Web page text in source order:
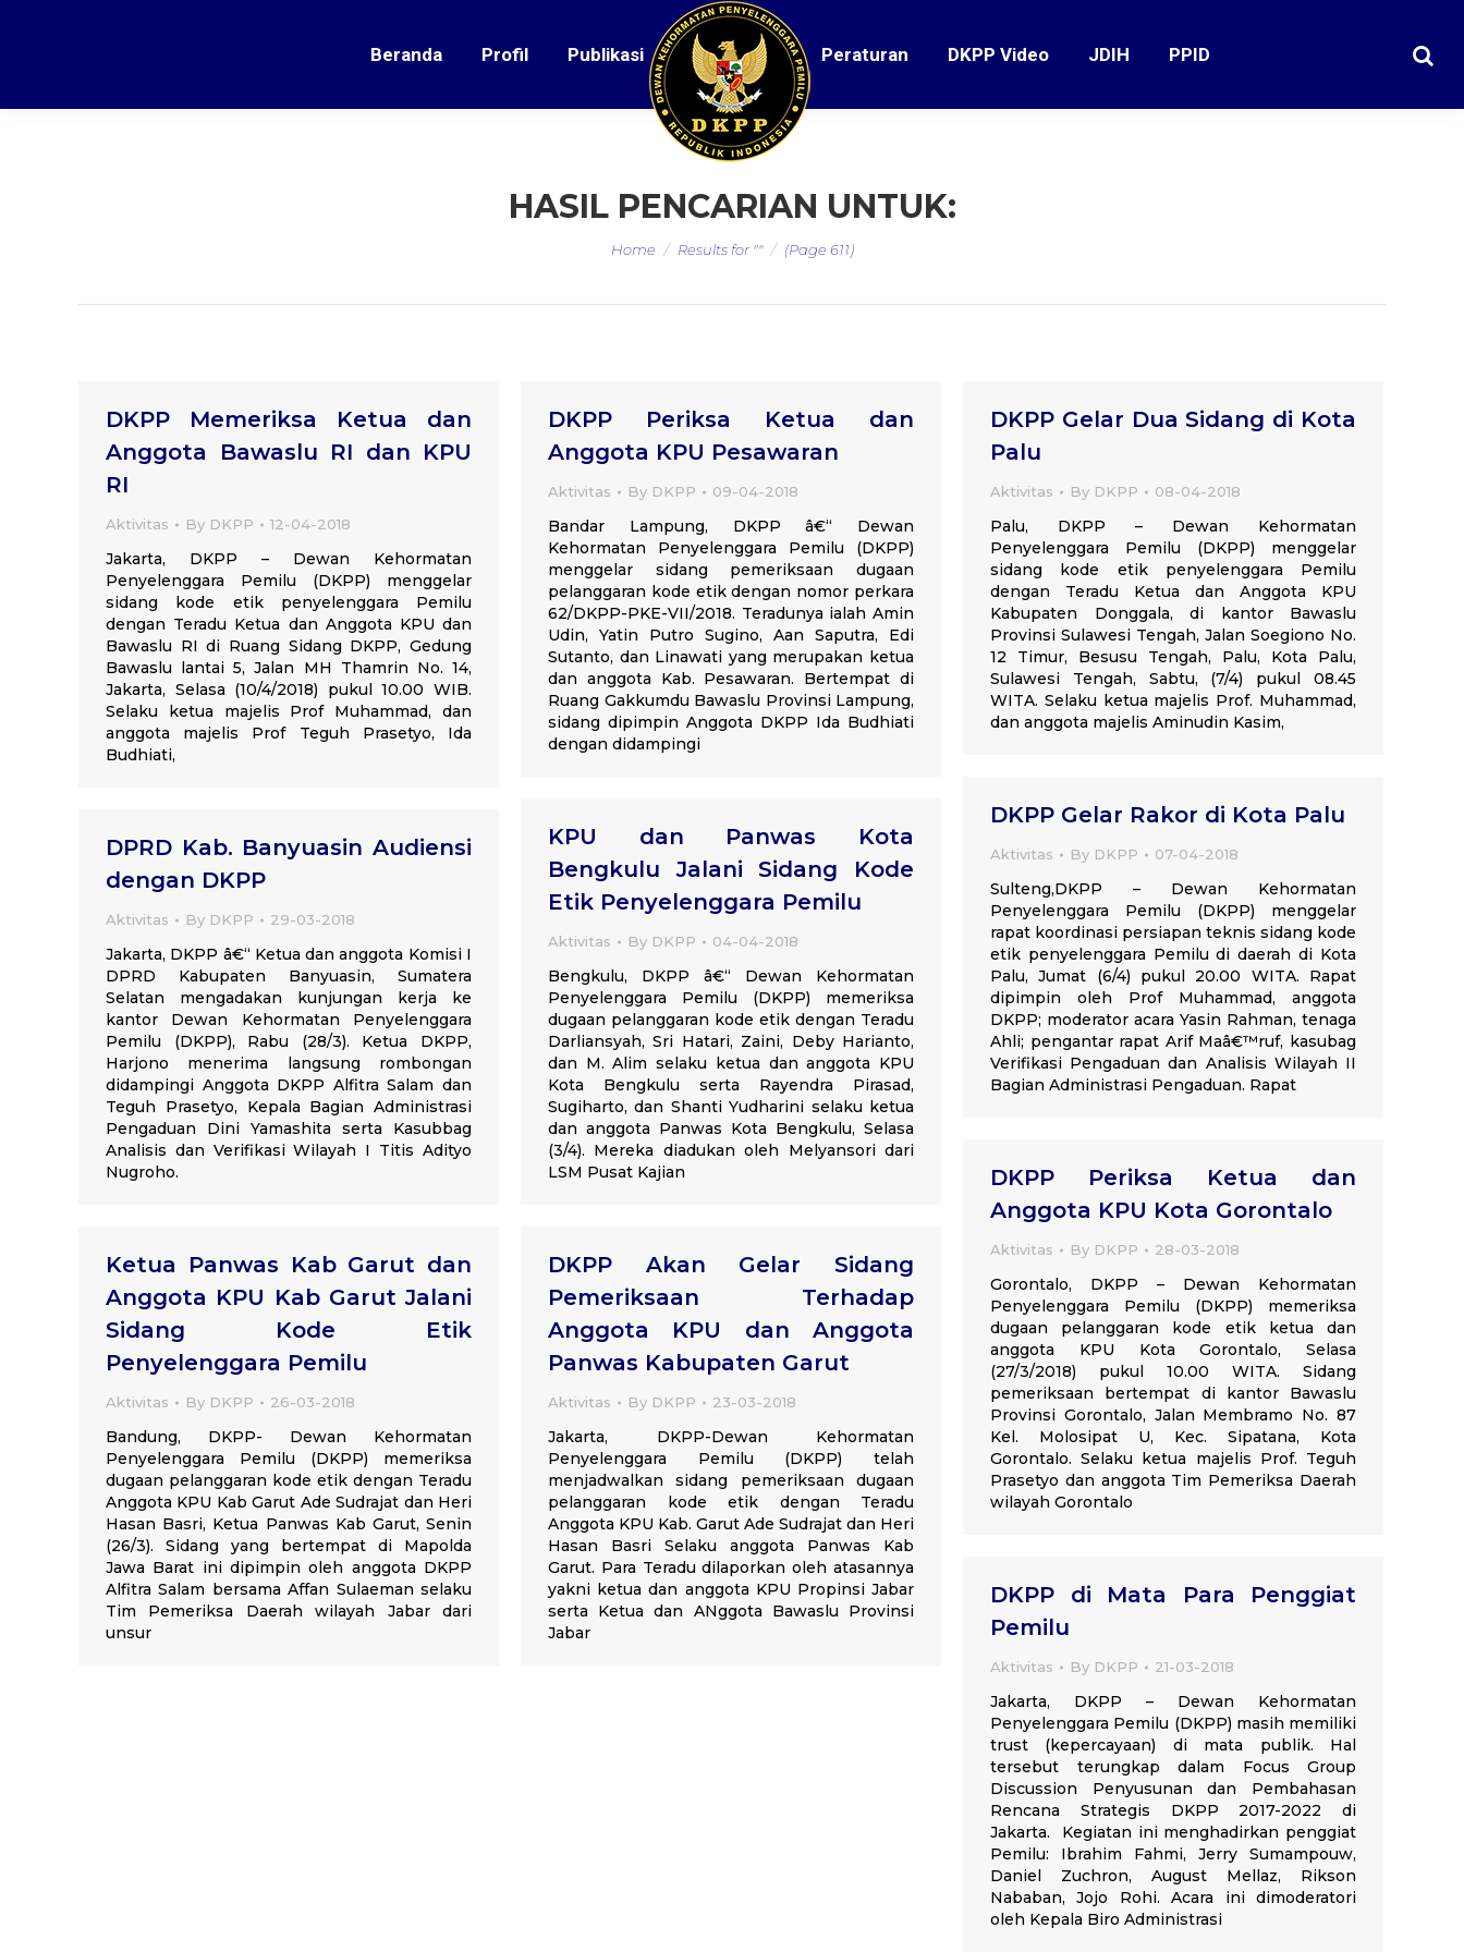
Beranda Profil Publikasi Peraturan DKPP Video JDIH PPID
HASIL PENCARIAN UNTUK:
You are here:
Home Results for "" (Page 611)
DKPP Memeriksa Ketua dan
Anggota Bawaslu RI dan KPU
RI
Aktivitas By DKPP 12-04-2018
Jakarta, DKPP – Dewan Kehormatan
Penyelenggara Pemilu (DKPP) menggelar
sidang kode etik penyelenggara Pemilu
dengan Teradu Ketua dan Anggota KPU dan
Bawaslu RI di Ruang Sidang DKPP, Gedung
Bawaslu lantai 5, Jalan MH Thamrin No. 14,
Jakarta, Selasa (10/4/2018) pukul 10.00 WIB.
Selaku ketua majelis Prof Muhammad, dan
anggota majelis Prof Teguh Prasetyo, Ida
Budhiati,
DKPP Periksa Ketua dan
Anggota KPU Pesawaran
Aktivitas By DKPP 09-04-2018
Bandar Lampung, DKPP â€“ Dewan
Kehormatan Penyelenggara Pemilu (DKPP)
menggelar sidang pemeriksaan dugaan
pelanggaran kode etik dengan nomor perkara
62/DKPP-PKE-VII/2018. Teradunya ialah Amin
Udin, Yatin Putro Sugino, Aan Saputra, Edi
Sutanto, dan Linawati yang merupakan ketua
dan anggota Kab. Pesawaran. Bertempat di
Ruang Gakkumdu Bawaslu Provinsi Lampung,
sidang dipimpin Anggota DKPP Ida Budhiati
dengan didampingi
DKPP Gelar Dua Sidang di Kota
Palu
Aktivitas By DKPP 08-04-2018
Palu, DKPP – Dewan Kehormatan
Penyelenggara Pemilu (DKPP) menggelar
sidang kode etik penyelenggara Pemilu
dengan Teradu Ketua dan Anggota KPU
Kabupaten Donggala, di kantor Bawaslu
Provinsi Sulawesi Tengah, Jalan Soegiono No.
12 Timur, Besusu Tengah, Palu, Kota Palu,
Sulawesi Tengah, Sabtu, (7/4) pukul 08.45
WITA. Selaku ketua majelis Prof. Muhammad,
dan anggota majelis Aminudin Kasim,
DKPP Gelar Rakor di Kota Palu
Aktivitas By DKPP 07-04-2018
Sulteng,DKPP – Dewan Kehormatan
Penyelenggara Pemilu (DKPP) menggelar
rapat koordinasi persiapan teknis sidang kode
etik penyelenggara Pemilu di daerah di Kota
Palu, Jumat (6/4) pukul 20.00 WITA. Rapat
dipimpin oleh Prof Muhammad, anggota
DKPP; moderator acara Yasin Rahman, tenaga
Ahli; pengantar rapat Arif Maâ€™ruf, kasubag
Verifikasi Pengaduan dan Analisis Wilayah II
Bagian Administrasi Pengaduan. Rapat
KPU dan Panwas Kota
Bengkulu Jalani Sidang Kode
Etik Penyelenggara Pemilu
Aktivitas By DKPP 04-04-2018
Bengkulu, DKPP â€“ Dewan Kehormatan
Penyelenggara Pemilu (DKPP) memeriksa
dugaan pelanggaran kode etik dengan Teradu
Darliansyah, Sri Hatari, Zaini, Deby Harianto,
dan M. Alim selaku ketua dan anggota KPU
Kota Bengkulu serta Rayendra Pirasad,
Sugiharto, dan Shanti Yudharini selaku ketua
dan anggota Panwas Kota Bengkulu, Selasa
(3/4). Mereka diadukan oleh Melyansori dari
LSM Pusat Kajian
DPRD Kab. Banyuasin Audiensi
dengan DKPP
Aktivitas By DKPP 29-03-2018
Jakarta, DKPP â€“ Ketua dan anggota Komisi I
DPRD Kabupaten Banyuasin, Sumatera
Selatan mengadakan kunjungan kerja ke
kantor Dewan Kehormatan Penyelenggara
Pemilu (DKPP), Rabu (28/3). Ketua DKPP,
Harjono menerima langsung rombongan
didampingi Anggota DKPP Alfitra Salam dan
Teguh Prasetyo, Kepala Bagian Administrasi
Pengaduan Dini Yamashita serta Kasubbag
Analisis dan Verifikasi Wilayah I Titis Adityo
Nugroho.
DKPP Periksa Ketua dan
Anggota KPU Kota Gorontalo
Aktivitas By DKPP 28-03-2018
Gorontalo, DKPP – Dewan Kehormatan
Penyelenggara Pemilu (DKPP) memeriksa
dugaan pelanggaran kode etik ketua dan
anggota KPU Kota Gorontalo, Selasa
(27/3/2018) pukul 10.00 WITA. Sidang
pemeriksaan bertempat di kantor Bawaslu
Provinsi Gorontalo, Jalan Membramo No. 87
Kel. Molosipat U, Kec. Sipatana, Kota
Gorontalo. Selaku ketua majelis Prof. Teguh
Prasetyo dan anggota Tim Pemeriksa Daerah
wilayah Gorontalo
Ketua Panwas Kab Garut dan
Anggota KPU Kab Garut Jalani
Sidang Kode Etik
Penyelenggara Pemilu
Aktivitas By DKPP 26-03-2018
Bandung, DKPP- Dewan Kehormatan
Penyelenggara Pemilu (DKPP) memeriksa
dugaan pelanggaran kode etik dengan Teradu
Anggota KPU Kab Garut Ade Sudrajat dan Heri
Hasan Basri, Ketua Panwas Kab Garut, Senin
(26/3). Sidang yang bertempat di Mapolda
Jawa Barat ini dipimpin oleh anggota DKPP
Alfitra Salam bersama Affan Sulaeman selaku
Tim Pemeriksa Daerah wilayah Jabar dari
unsur
DKPP Akan Gelar Sidang
Pemeriksaan Terhadap
Anggota KPU dan Anggota
Panwas Kabupaten Garut
Aktivitas By DKPP 23-03-2018
Jakarta, DKPP-Dewan Kehormatan
Penyelenggara Pemilu (DKPP) telah
menjadwalkan sidang pemeriksaan dugaan
pelanggaran kode etik dengan Teradu
Anggota KPU Kab. Garut Ade Sudrajat dan Heri
Hasan Basri Selaku anggota Panwas Kab
Garut. Para Teradu dilaporkan oleh atasannya
yakni ketua dan anggota KPU Propinsi Jabar
serta Ketua dan ANggota Bawaslu Provinsi
Jabar
DKPP di Mata Para Penggiat
Pemilu
Aktivitas By DKPP 21-03-2018
Jakarta, DKPP – Dewan Kehormatan
Penyelenggara Pemilu (DKPP) masih memiliki
trust (kepercayaan) di mata publik. Hal
tersebut terungkap dalam Focus Group
Discussion Penyusunan dan Pembahasan
Rencana Strategis DKPP 2017-2022 di
Jakarta. Kegiatan ini menghadirkan penggiat
Pemilu: Ibrahim Fahmi, Jerry Sumampouw,
Daniel Zuchron, August Mellaz, Rikson
Nababan, Jojo Rohi. Acara ini dimoderatori
oleh Kepala Biro Administrasi